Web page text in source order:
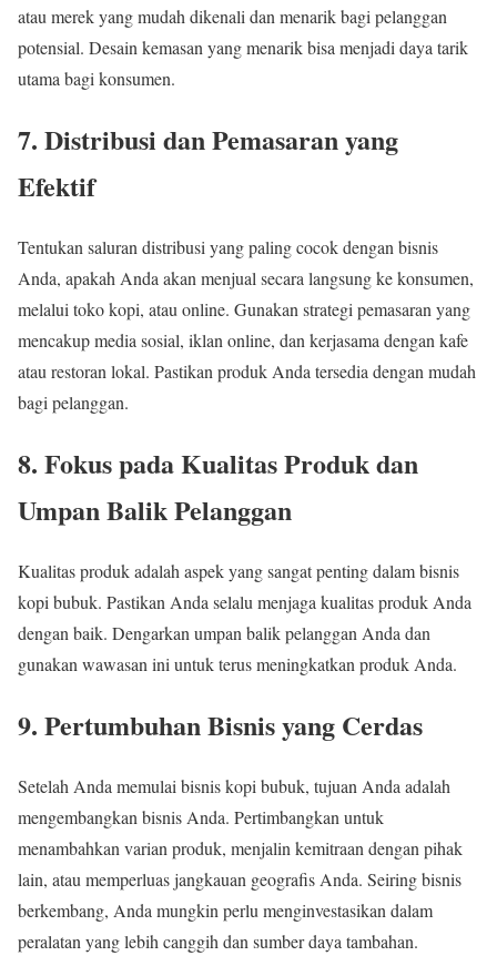
atau merek yang mudah dikenali dan menarik bagi pelanggan
potensial. Desain kemasan yang menarik bisa menjadi daya tarik
utama bagi konsumen.
7. Distribusi dan Pemasaran yang
Efektif
Tentukan saluran distribusi yang paling cocok dengan bisnis
Anda, apakah Anda akan menjual secara langsung ke konsumen,
melalui toko kopi, atau online. Gunakan strategi pemasaran yang
mencakup media sosial, iklan online, dan kerjasama dengan kafe
atau restoran lokal. Pastikan produk Anda tersedia dengan mudah
bagi pelanggan.
8. Fokus pada Kualitas Produk dan
Umpan Balik Pelanggan
Kualitas produk adalah aspek yang sangat penting dalam bisnis
kopi bubuk. Pastikan Anda selalu menjaga kualitas produk Anda
dengan baik. Dengarkan umpan balik pelanggan Anda dan
gunakan wawasan ini untuk terus meningkatkan produk Anda.
9. Pertumbuhan Bisnis yang Cerdas
Setelah Anda memulai bisnis kopi bubuk, tujuan Anda adalah
mengembangkan bisnis Anda. Pertimbangkan untuk
menambahkan varian produk, menjalin kemitraan dengan pihak
lain, atau memperluas jangkauan geografis Anda. Seiring bisnis
berkembang, Anda mungkin perlu menginvestasikan dalam
peralatan yang lebih canggih dan sumber daya tambahan.